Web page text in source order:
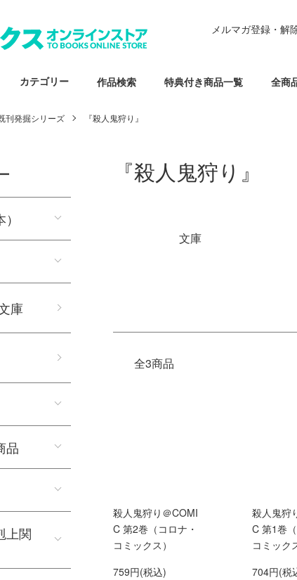
カテゴリー 作品検索 特典付き商品一覧 全商
メルマガ登録・解
刊発掘シリーズ 『殺人鬼狩り』
『殺人鬼狩り』
文庫
全3商品
殺人鬼狩り＠COMI
C 第2巻（コロナ・
コミックス）
759円(税込)
殺人鬼狩
C 第1巻
コミック
704円(税
庫
品
上関